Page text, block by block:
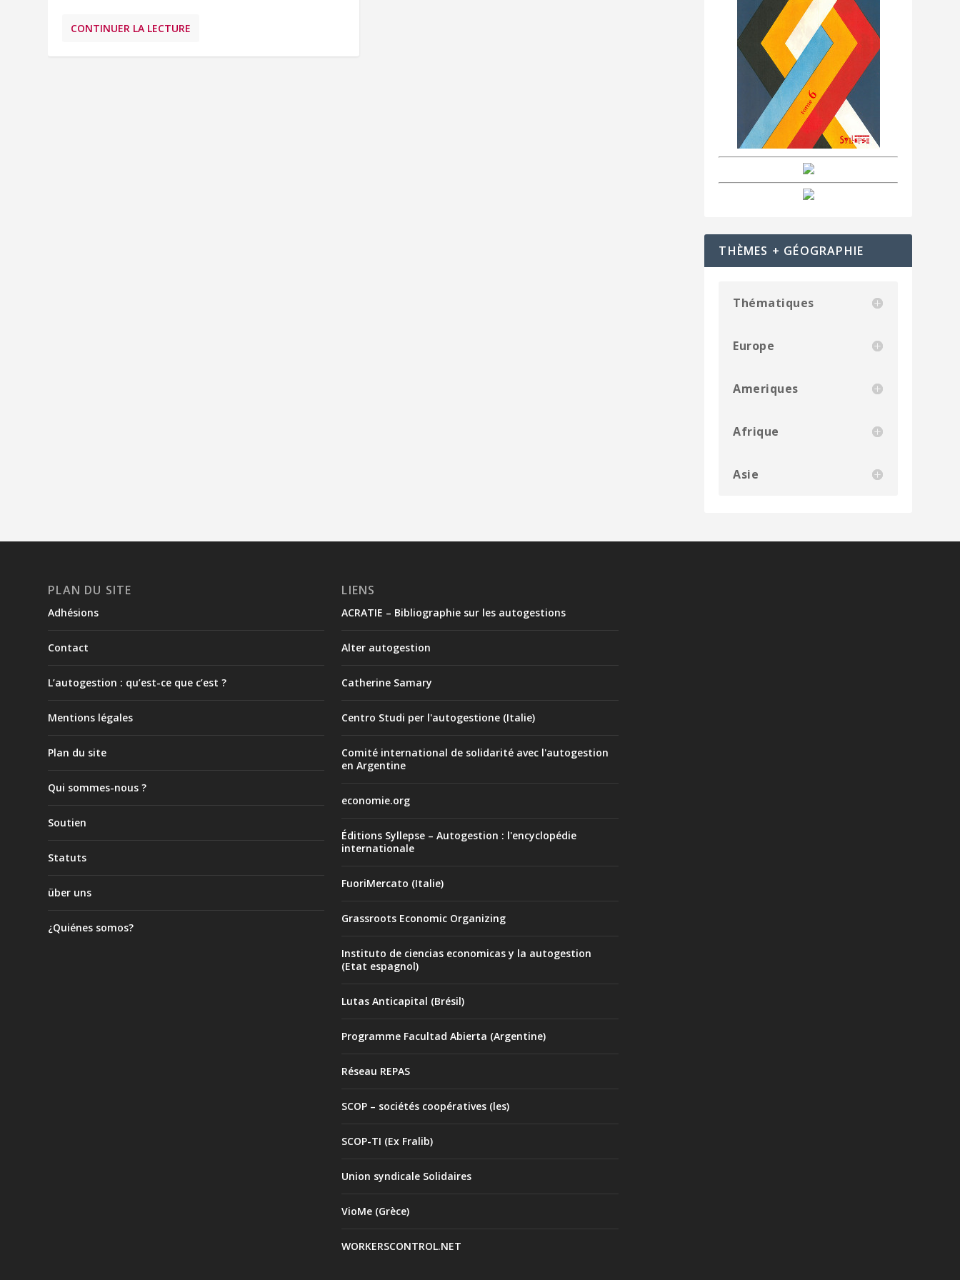
CONTINUER LA LECTURE
THÈMES + GÉOGRAPHIE
Thématiques
Europe
Ameriques
Afrique
Asie
PLAN DU SITE
Adhésions
Contact
L’autogestion : qu’est-ce que c’est ?
Mentions légales
Plan du site
Qui sommes-nous ?
Soutien
Statuts
über uns
¿Quiénes somos?
LIENS
ACRATIE – Bibliographie sur les autogestions
Alter autogestion
Catherine Samary
Centro Studi per l'autogestione (Italie)
Comité international de solidarité avec l'autogestion
en Argentine
economie.org
Éditions Syllepse – Autogestion : l'encyclopédie
internationale
FuoriMercato (Italie)
Grassroots Economic Organizing
Instituto de ciencias economicas y la autogestion
(Etat espagnol)
Lutas Anticapital (Brésil)
Programme Facultad Abierta (Argentine)
Réseau REPAS
SCOP – sociétés coopératives (les)
SCOP-TI (Ex Fralib)
Union syndicale Solidaires
VioMe (Grèce)
WORKERSCONTROL.NET